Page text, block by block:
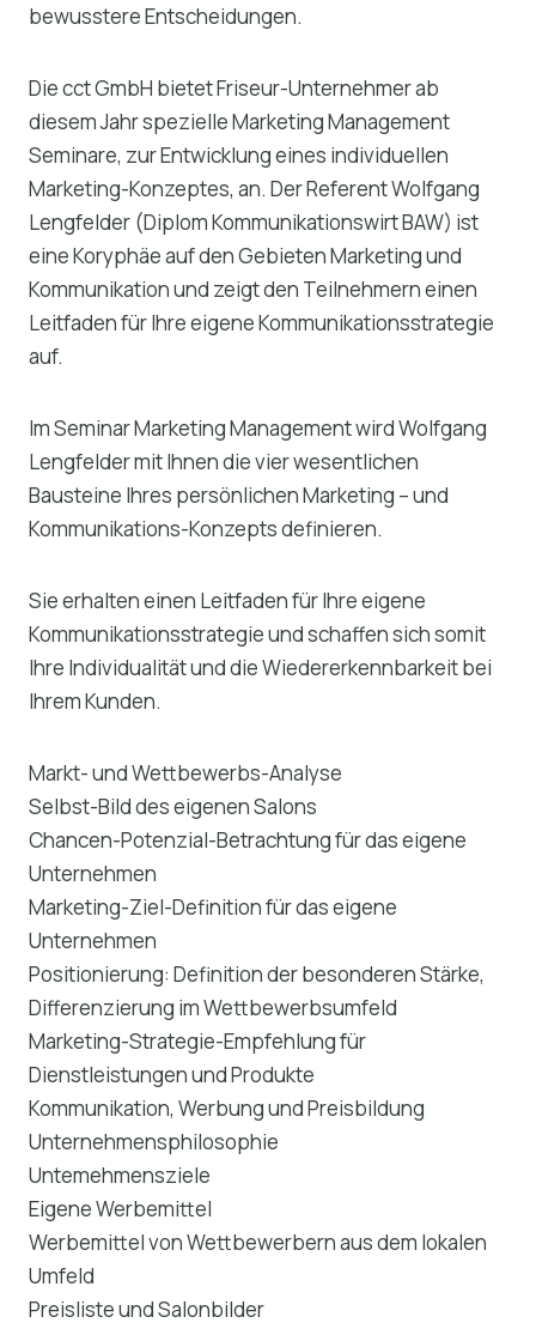
bewusstere Entscheidungen.
Die cct GmbH bietet Friseur-Unternehmer ab
diesem Jahr spezielle Marketing Management
Seminare, zur Entwicklung eines individuellen
Marketing-Konzeptes, an. Der Referent Wolfgang
Lengfelder (Diplom Kommunikationswirt BAW) ist
eine Koryphäe auf den Gebieten Marketing und
Kommunikation und zeigt den Teilnehmern einen
Leitfaden für Ihre eigene Kommunikationsstrategie
auf.
Im Seminar Marketing Management wird Wolfgang
Lengfelder mit Ihnen die vier wesentlichen
Bausteine Ihres persönlichen Marketing – und
Kommunikations-Konzepts definieren.
Sie erhalten einen Leitfaden für Ihre eigene
Kommunikationsstrategie und schaffen sich somit
Ihre Individualität und die Wiedererkennbarkeit bei
Ihrem Kunden.
Markt- und Wettbewerbs-Analyse
Selbst-Bild des eigenen Salons
Chancen-Potenzial-Betrachtung für das eigene
Unternehmen
Marketing-Ziel-Definition für das eigene
Unternehmen
Positionierung: Definition der besonderen Stärke,
Differenzierung im Wettbewerbsumfeld
Marketing-Strategie-Empfehlung für
Dienstleistungen und Produkte
Kommunikation, Werbung und Preisbildung
Unternehmensphilosophie
Untemehmensziele
Eigene Werbemittel
Werbemittel von Wettbewerbern aus dem lokalen
Umfeld
Preisliste und Salonbilder